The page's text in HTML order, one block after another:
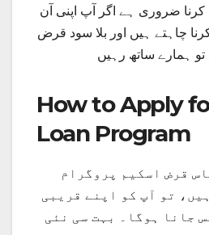
کرنا ضروری ہے اگر آپ اپنی آن
چاہتے ہیں اور بلا سود قرض
ہمارے ساتھ رہیں
How to Apply
Loan Program
قرض اسکیم پروگرام
تو آپ کو اپنے قریبی
جانا ہوگا۔ بہت سی نئی